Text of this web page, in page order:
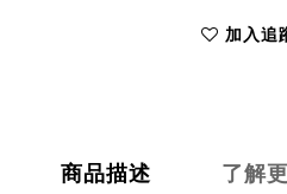
加入追
商品描述 了解